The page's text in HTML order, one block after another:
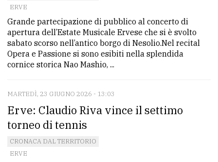
ERVE
Grande partecipazione di pubblico al concerto di
apertura dell’Estate Musicale Ervese che si è svolto
sabato scorso nell’antico borgo di Nesolio.Nel recital
Opera e Passione si sono esibiti nella splendida
cornice storica Nao Mashio, ...
MARTEDÌ, 23 GIUGNO 2026 - 13:03
Erve: Claudio Riva vince il settimo
torneo di tennis
CRONACA DAL TERRITORIO
ERVE